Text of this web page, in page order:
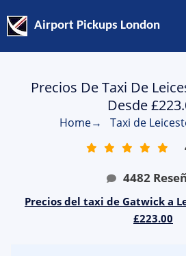
Airport Pickups London
Precios De Taxi De
Desde
Home→ Taxi de
4482
Precios del taxi de Gatwick a
£223.00